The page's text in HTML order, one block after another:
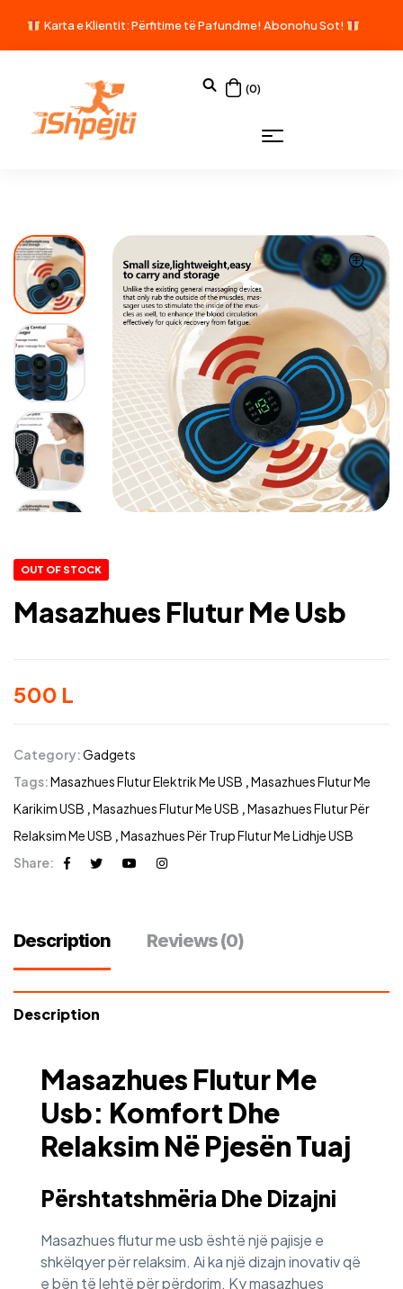
Karta e Klientit: Përfitime të Pafundme! Abonohu Sot!
(0)
OUT OF STOCK
Masazhues Flutur Me Usb
500 L
Category:Gadgets
Tags:Masazhues Flutur Elektrik Me USB ,Masazhues Flutur Me
Karikim USB ,Masazhues Flutur Me USB ,Masazhues Flutur Për
Relaksim Me USB ,Masazhues Për Trup Flutur Me Lidhje USB
Share:
Description Reviews (0)
Description
Masazhues Flutur Me
Usb: Komfort Dhe
Relaksim Në Pjesën Tuaj
Përshtatshmëria Dhe Dizajni
Masazhues flutur me usb është një pajisje e
shkëlqyer për relaksim. Ai ka një dizajn inovativ që
e bën të lehtë për përdorim. Ky masazhues